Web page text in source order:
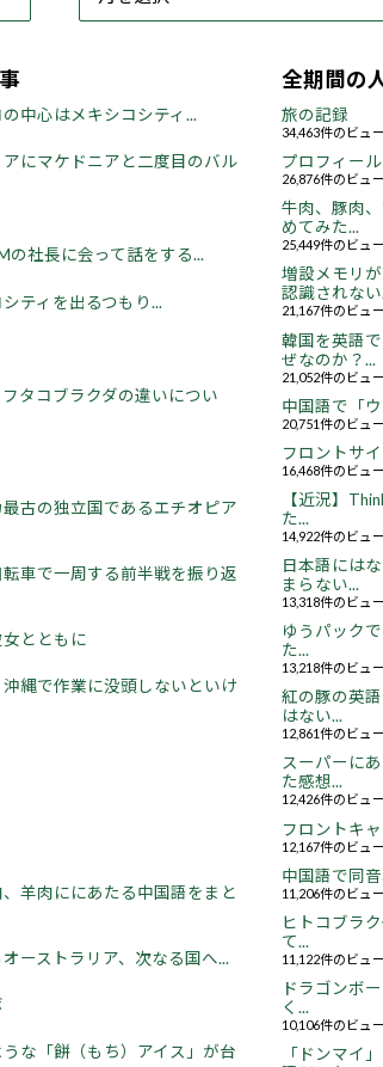
の中心はメキシコシティ...
アにマケドニアと二度目のバル
の社長に会って話をする...
シティを出るつもり...
タコブラクダの違いについ
最古の独立国であるエチオピア
転車で一周する前半戦を振り返
女とともに
縄で作業に没頭しないといけ
羊肉ににあたる中国語をまと
オーストラリア、次なる国へ...
な「餅（もち）アイス」が台
全期間の
旅の記録
34,463件のビュー
プロフィール
26,876件のビュー
牛肉、豚肉
めてみた...
25,449件のビュー
増設メモリ
認識されない
21,167件のビュー
韓国を英語
ぜなのか？...
21,052件のビュー
中国語で「
20,751件のビュー
フロントサ
16,468件のビュー
【近況】
た...
14,922件のビュー
日本語には
まらない...
13,318件のビュー
ゆうパック
た...
13,218件のビュー
紅の豚の英
はない...
12,861件のビュー
スーパーに
た感想...
12,426件のビュー
フロントキ
12,167件のビュー
中国語で同
11,206件のビュー
ヒトコブラ
て...
11,122件のビュー
ドラゴンボ
く...
10,106件のビュー
「ドンマイ